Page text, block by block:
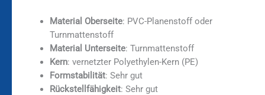
Material Oberseite: PVC-Planenstoff oder
Turnmattenstoff
Material Unterseite: Turnmattenstoff
Kern: vernetzter Polyethylen-Kern (PE)
Formstabilität: Sehr gut
Rückstellfähigkeit: Sehr gut